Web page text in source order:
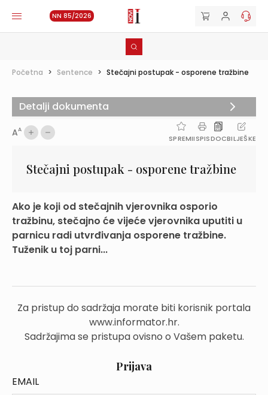
NN 85/2026
Početna > Sentence > Stečajni postupak - osporene tražbine
AA
SPREMIISPISDOCBILJEŠKE
Stečajni postupak - osporene tražbine
Ako je koji od stečajnih vjerovnika osporio
tražbinu, stečajno će vijeće vjerovnika uputiti u
parnicu radi utvrđivanja osporene tražbine.
Tuženik u toj parni...
Za pristup do sadržaja morate biti korisnik portala
www.informator.hr.
Sadržajima se pristupa ovisno o Vašem paketu.
Prijava
EMAIL
Detalji dokumenta